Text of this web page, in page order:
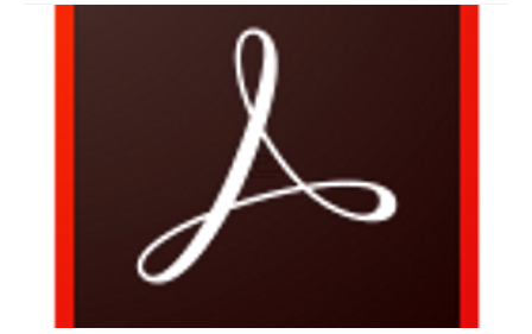
2015.016.20039 버전이 업데이트 되었습니다. Security Updates
Available for Adobe Acrobat and Reader : APSB16-14
(2016.5.10) 이번 업데이트에서는 메모리 손상 취약점, Integer
Overflow 취약점, Use-after-Free 취약점, ..